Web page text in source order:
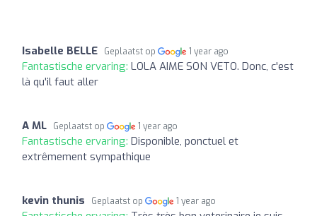
Isabelle BELLE Geplaatst op 1 year ago
Fantastische ervaring: LOLA AIME SON VETO. Donc, c'est
là qu'il faut aller
A ML Geplaatst op 1 year ago
Fantastische ervaring: Disponible, ponctuel et
extrêmement sympathique
kevin thunis Geplaatst op 1 year ago